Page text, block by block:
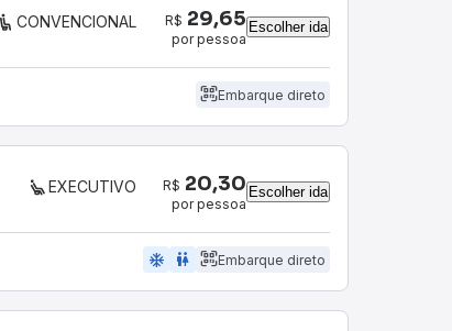
CONVENCIONAL R$ 29,65
por pessoa
Escolher ida
Embarque direto
EXECUTIVO R$ 20,30
por pessoa
Escolher ida
ac_unit wc Embarque direto